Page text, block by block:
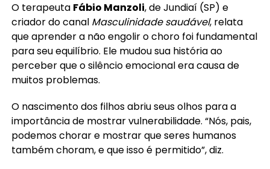
O terapeuta Fábio Manzoli, de Jundiaí (SP) e
criador do canal Masculinidade saudável, relata
que aprender a não engolir o choro foi fundamental
para seu equilíbrio. Ele mudou sua história ao
perceber que o silêncio emocional era causa de
muitos problemas.
O nascimento dos filhos abriu seus olhos para a
importância de mostrar vulnerabilidade. “Nós, pais,
podemos chorar e mostrar que seres humanos
também choram, e que isso é permitido”, diz.